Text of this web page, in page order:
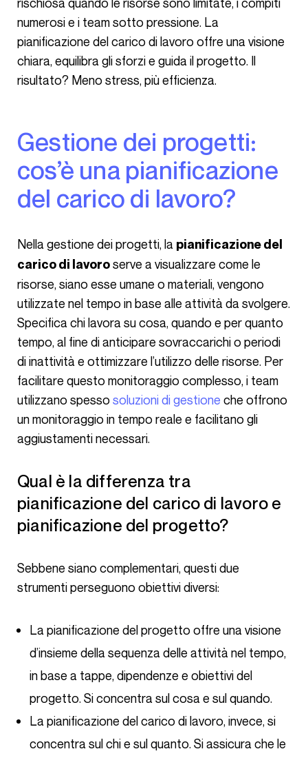
numerosi e i team sotto pressione. La
pianificazione del carico di lavoro offre una visione
chiara, equilibra gli sforzi e guida il progetto. Il
risultato? Meno stress, più efficienza.
Gestione dei progetti:
cos’è una pianificazione
del carico di lavoro?
Nella gestione dei progetti, la pianificazione del
carico di lavoroserve a visualizzare come le
risorse, siano esse umane o materiali, vengono
utilizzate nel tempo in base alle attività da svolgere.
Specifica chi lavora su cosa, quando e per quanto
tempo, al fine di anticipare sovraccarichi o periodi
di inattività e ottimizzare l’utilizzo delle risorse. Per
facilitare questo monitoraggio complesso, i team
utilizzano spesso soluzioni di gestione che offrono
un monitoraggio in tempo reale e facilitano gli
aggiustamenti necessari.
Qual è la differenza tra
pianificazione del carico di lavoro e
pianificazione del progetto?
Sebbene siano complementari, questi due
strumenti perseguono obiettivi diversi:
La pianificazione del progetto offre una visione
d’insieme della sequenza delle attività nel tempo,
in base a tappe, dipendenze e obiettivi del
progetto. Si concentra sul cosa e sul quando.
La pianificazione del carico di lavoro, invece, si
concentra sul chi e sul quanto. Si assicura che le